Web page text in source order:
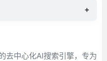
+
去中心化AI搜索引擎，专为